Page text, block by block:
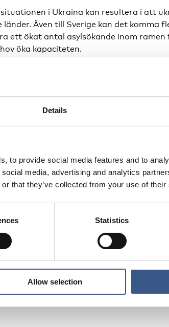
Details
to provide social media features and to
media, advertising and analytics
that they’ve collected from your use of
Statistics
Allow selection
i Ukraina kan resultera i att
Även till Sverige kan det komma
ett ökat antal asylsökande inom
öka kapaciteten.
med vana att anpassa
ökning av antalet asylsökande
i mottagningssystemet,
utvecklingen i Ukraina som
aktörer.
har Migrationsverket nära kontakter
säger Magnus Önnestig.